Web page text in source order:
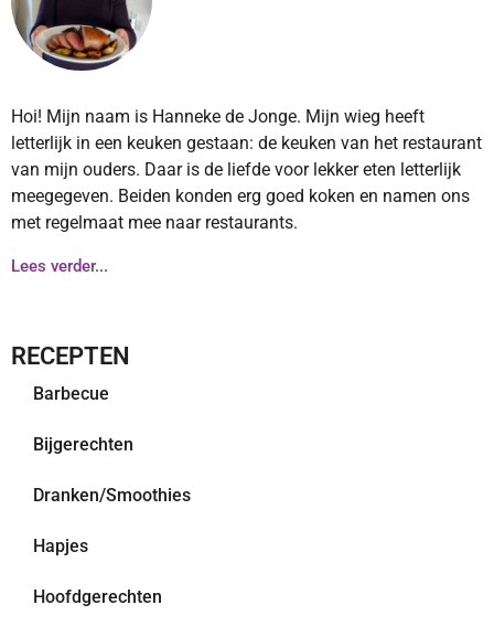
Hoi! Mijn naam is Hanneke de Jonge. Mijn wieg heeft
letterlijk in een keuken gestaan: de keuken van het restaurant
van mijn ouders. Daar is de liefde voor lekker eten letterlijk
meegegeven. Beiden konden erg goed koken en namen ons
met regelmaat mee naar restaurants.
Lees verder...
RECEPTEN
Barbecue
Bijgerechten
Dranken/Smoothies
Hapjes
Hoofdgerechten